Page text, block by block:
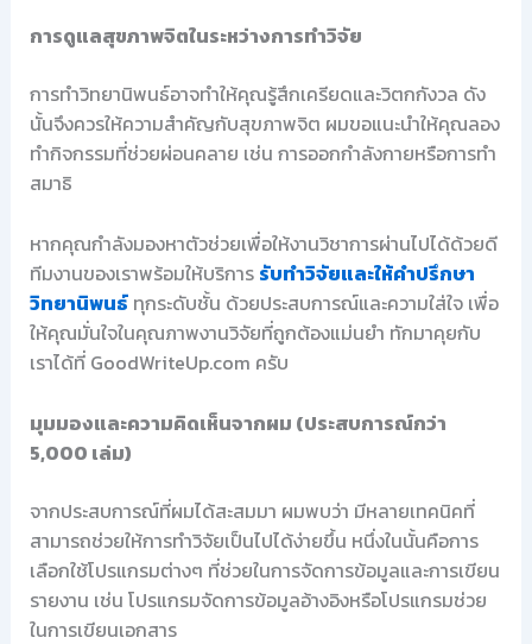
การดูแลสุขภาพจิตในระหว่างการทำวิจัย
การทำวิทยานิพนธ์อาจทำให้คุณรู้สึกเครียดและวิตกกังวล ดัง
นั้นจึงควรให้ความสำคัญกับสุขภาพจิต ผมขอแนะนำให้คุณลอง
ทำกิจกรรมที่ช่วยผ่อนคลาย เช่น การออกกำลังกายหรือการทำ
สมาธิ
หากคุณกำลังมองหาตัวช่วยเพื่อให้งานวิชาการผ่านไปได้ด้วยดี
ทีมงานของเราพร้อมให้บริการ รับทำวิจัยและให้คำปรึกษา
วิทยานิพนธ์ทุกระดับชั้น ด้วยประสบการณ์และความใส่ใจ เพื่อ
ให้คุณมั่นใจในคุณภาพงานวิจัยที่ถูกต้องแม่นยำ ทักมาคุยกับ
เราได้ที่ GoodWriteUp.com ครับ
มุมมองและความคิดเห็นจากผม (ประสบการณ์กว่า
5,000 เล่ม)
จากประสบการณ์ที่ผมได้สะสมมา ผมพบว่า มีหลายเทคนิคที่
สามารถช่วยให้การทำวิจัยเป็นไปได้ง่ายขึ้น หนึ่งในนั้นคือการ
เลือกใช้โปรแกรมต่างๆ ที่ช่วยในการจัดการข้อมูลและการเขียน
รายงาน เช่น โปรแกรมจัดการข้อมูลอ้างอิงหรือโปรแกรมช่วย
ในการเขียนเอกสาร